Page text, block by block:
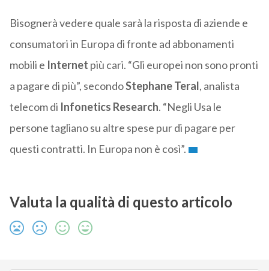
Bisognerà vedere quale sarà la risposta di aziende e
consumatori in Europa di fronte ad abbonamenti
mobili e Internet più cari. “Gli europei non sono pronti
a pagare di più”, secondoStephane Teral, analista
telecom di Infonetics Research. “Negli Usa le
persone tagliano su altre spese pur di pagare per
questi contratti. In Europa non è così”.
Valuta la qualità di questo articolo